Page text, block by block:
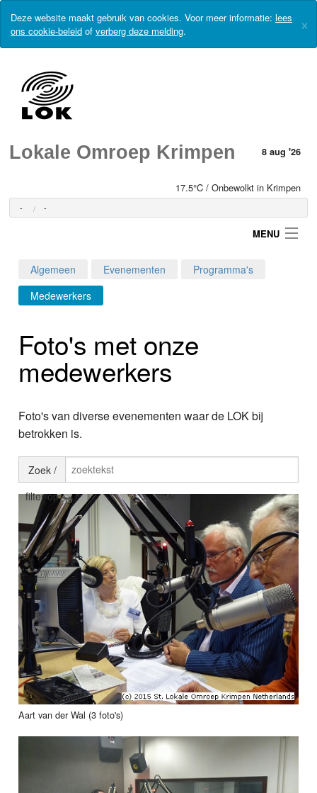
Deze website maakt gebruik van cookies. Voor meer informatie: lees
ons cookie-beleid of verberg deze melding. ×
Lokale Omroep Krimpen 8 aug '26
17.5°C / Onbewolkt in Krimpen
- -
MENU
Login
Programma's
Nieuws
Foto's
Video
Webcam
Info
Algemeen Evenementen
Programma's
Medewerkers
Foto's met onze
medewerkers
Foto's van diverse evenementen waar de LOK bij
betrokken is.
Zoek /
filter op
Aart van der Wal (3 foto's)